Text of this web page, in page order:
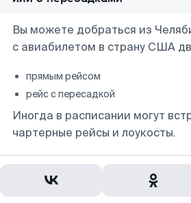
Вы можете добраться из
с авиабилетом в страну США
прямым рейсом
рейс с пересадкой
Иногда в расписании могут
чартерные рейсы и лоукосты.